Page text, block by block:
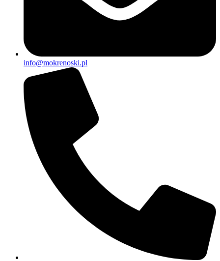
info@mokrenoski.pl